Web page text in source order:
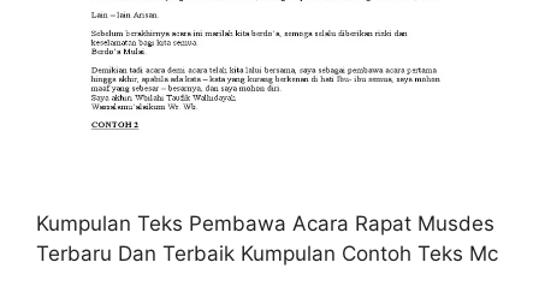
Kumpulan Teks Pembawa Acara Rapat Musdes
Terbaru Dan Terbaik Kumpulan Contoh Teks Mc